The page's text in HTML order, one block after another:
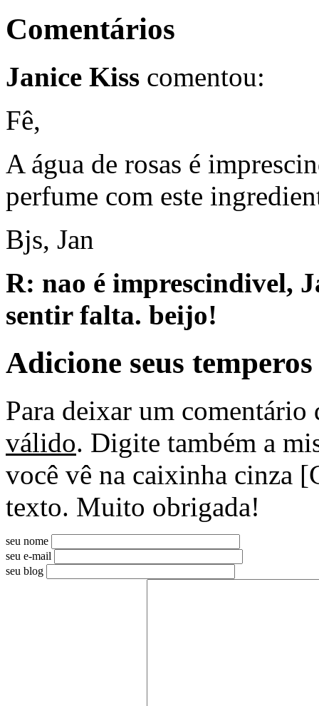
Comentários
Janice Kiss comentou:
Fê,
A água de rosas é
perfume com este
Bjs, Jan
R: nao é imprescindivel,
sentir falta. beijo!
Adicione seus temperos
Para deixar um
válido. Digite também a
você vê na caixinha cinza
texto. Muito obrigada!
seu nome
seu e-mail
seu blog